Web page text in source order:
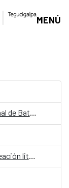
MENÚ
ARAMACAO 4ta edición: Liga Internacional de Batallas de Rap Escritas
Tercera convocatoria de residencia de creación literaria